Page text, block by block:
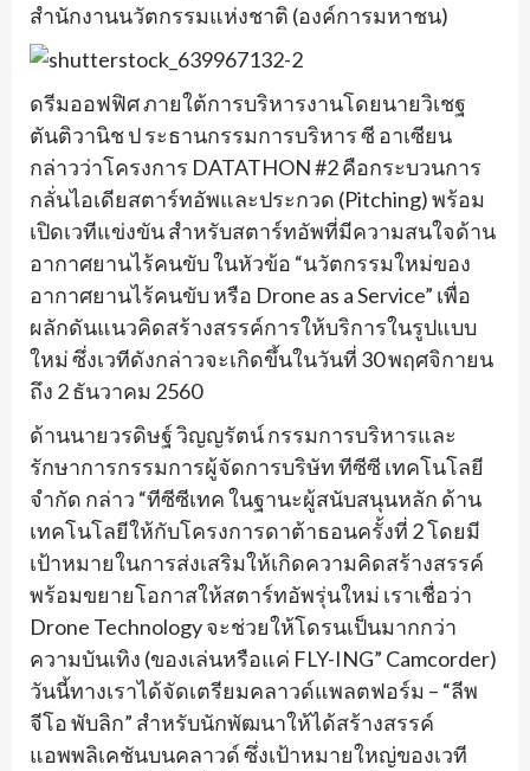
สำนักงานนวัตกรรมแห่งชาติ (องค์การมหาชน)
ดรีมออฟฟิศ ภายใต้การบริหารงานโดยนายวิเชฐ
ตันติวานิช ป ระธานกรรมการบริหาร ซี อาเซียน
กล่าวว่าโครงการ DATATHON #2 คือกระบวนการ
กลั่นไอเดียสตาร์ทอัพและประกวด (Pitching) พร้อม
เปิดเวทีแข่งขัน สำหรับสตาร์ทอัพที่มีความสนใจด้าน
อากาศยานไร้คนขับ ในหัวข้อ “นวัตกรรมใหม่ของ
อากาศยานไร้คนขับ หรือ Drone as a Service” เพื่อ
ผลักดันแนวคิดสร้างสรรค์การให้บริการในรูปแบบ
ใหม่ ซึ่งเวทีดังกล่าวจะเกิดขึ้นในวันที่ 30 พฤศจิกายน
ถึง 2 ธันวาคม 2560
ด้านนายวรดิษฐ์ วิญญรัตน์ กรรมการบริหารและ
รักษาการกรรมการผู้จัดการบริษัท ทีซีซี เทคโนโลยี
จำกัด กล่าว “ทีซีซีเทค ในฐานะผู้สนับสนุนหลัก ด้าน
เทคโนโลยีให้กับโครงการดาต้าธอนครั้งที่ 2 โดยมี
เป้าหมายในการส่งเสริมให้เกิดความคิดสร้างสรรค์
พร้อมขยายโอกาสให้สตาร์ทอัพรุ่นใหม่ เราเชื่อว่า
Drone Technology จะช่วยให้โดรนเป็นมากกว่า
ความบันเทิง (ของเล่นหรือแค่ FLY-ING” Camcorder)
วันนี้ทางเราได้จัดเตรียมคลาวด์แพลตฟอร์ม – “ลีพ
จีโอ พับลิก” สำหรับนักพัฒนาให้ได้สร้างสรรค์
แอพพลิเคชันบนคลาวด์ ซึ่งเป้าหมายใหญ่ของเวที